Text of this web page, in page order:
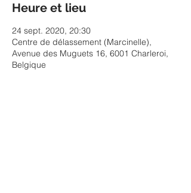
Heure et lieu
24 sept. 2020, 20:30
Centre de délassement (Marcinelle),
Avenue des Muguets 16, 6001 Charleroi,
Belgique